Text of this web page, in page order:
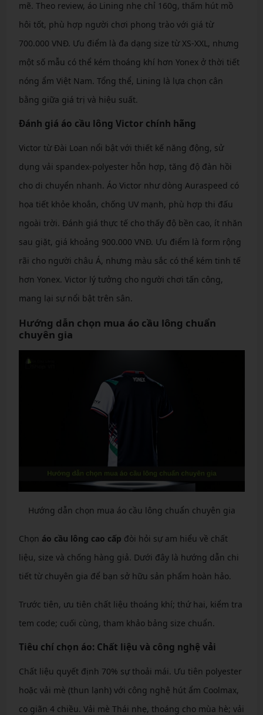
mẽ. Theo review, áo Lining nhẹ chỉ 160g, thấm hút mồ
hôi tốt, phù hợp người chơi phong trào với giá từ
700.000 VNĐ. Ưu điểm là đa dạng size từ XS-XXL, nhưng
một số mẫu có thể kém thoáng khí hơn Yonex ở thời tiết
nóng ẩm Việt Nam. Tổng thể, Lining là lựa chọn cân
bằng giữa giá trị và hiệu suất.
Đánh giá áo cầu lông Victor chính hãng
Victor từ Đài Loan nổi bật với thiết kế năng động, sử
dụng vải spandex-polyester hỗn hợp, tăng độ đàn hồi
cho di chuyển nhanh. Áo Victor như dòng Auraspeed có
họa tiết khỏe khoắn, chống UV mạnh, phù hợp thi đấu
ngoài trời. Đánh giá thực tế cho thấy độ bền cao, ít nhăn
sau giặt, giá khoảng 900.000 VNĐ. Ưu điểm là form rộng
rãi cho người châu Á, nhưng màu sắc có thể kém tinh tế
hơn Yonex. Victor lý tưởng cho người chơi tấn công,
mang lại sự nổi bật trên sân.
Hướng dẫn chọn mua áo cầu lông chuẩn
chuyên gia
Hướng dẫn chọn mua áo cầu lông chuẩn chuyên gia
Chọn áo cầu lông cao cấp đòi hỏi sự am hiểu về chất
liệu, size và chống hàng giả. Dưới đây là hướng dẫn chi
tiết từ chuyên gia để bạn sở hữu sản phẩm hoàn hảo.
Trước tiên, ưu tiên chất liệu thoáng khí; thứ hai, kiểm tra
tem code; cuối cùng, tham khảo bảng size chuẩn.
Tiêu chí chọn áo: Chất liệu và công nghệ vải
Chất liệu quyết định 70% sự thoải mái. Ưu tiên polyester
hoặc vải mè (thun lạnh) với công nghệ hút ẩm Coolmax,
co giãn 4 chiều. Vải mè Thái nhẹ, thoáng cho mùa hè; vải